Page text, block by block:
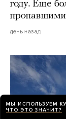
году. Еще
пропавшими
день назад
МЫ ИСПОЛЬЗУЕМ
ЧТО ЭТО ЗНАЧИТ?